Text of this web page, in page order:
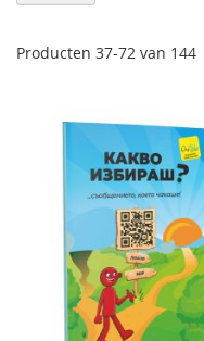
Producten 37-72 van 144